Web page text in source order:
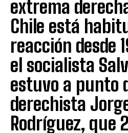
extrema
Chile está
reacción desde
el socialista
estuvo a punto
derechista
Rodríguez, que